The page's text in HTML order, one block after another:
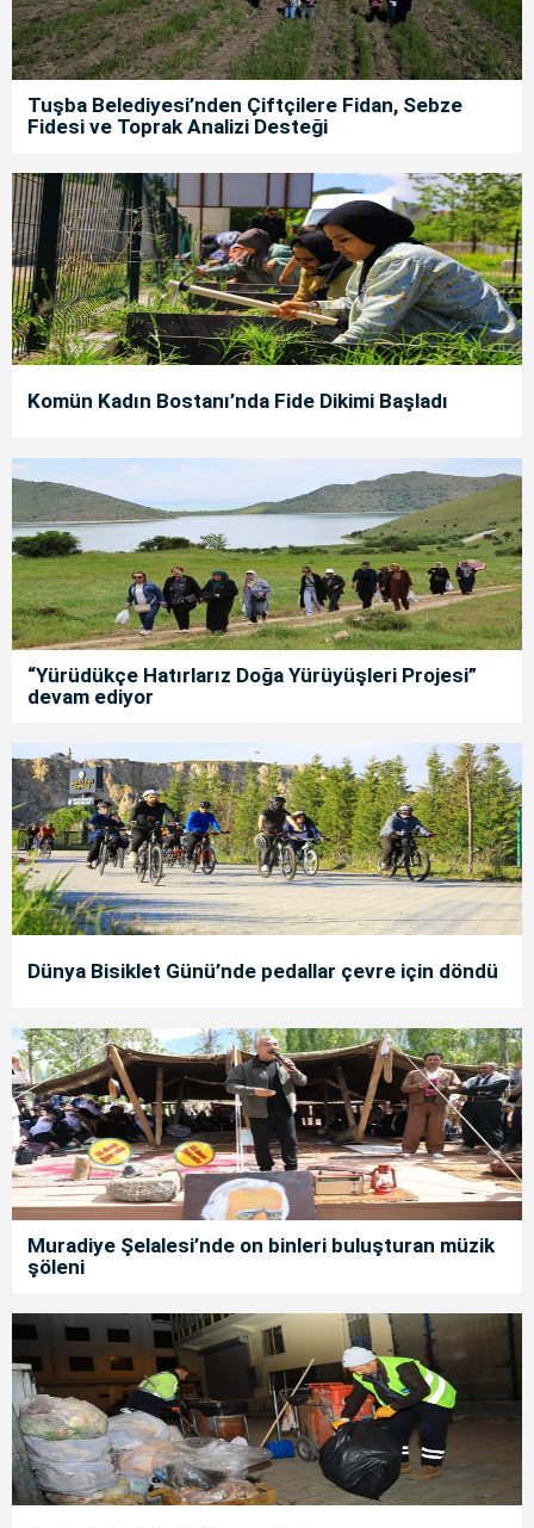
Tuşba Belediyesi’nden Çiftçilere Fidan, Sebze
Fidesi ve Toprak Analizi Desteği
Komün Kadın Bostanı’nda Fide Dikimi Başladı
“Yürüdükçe Hatırlarız Doğa Yürüyüşleri Projesi”
devam ediyor
Dünya Bisiklet Günü’nde pedallar çevre için döndü
Muradiye Şelalesi’nde on binleri buluşturan müzik
şöleni